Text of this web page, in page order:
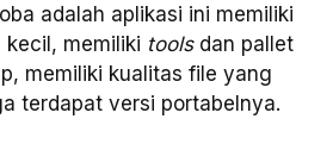
adalah aplikasi ini memiliki
memiliki toolsdan pallet
memiliki kualitas file yang
terdapat versi portabelnya.